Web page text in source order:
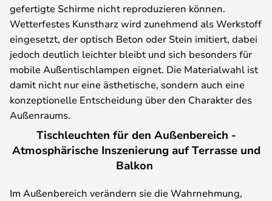
gefertigte Schirme nicht reproduzieren können.
Wetterfestes Kunstharz wird zunehmend als Werkstoff
eingesetzt, der optisch Beton oder Stein imitiert, dabei
jedoch deutlich leichter bleibt und sich besonders für
mobile Außentischlampen eignet. Die Materialwahl ist
damit nicht nur eine ästhetische, sondern auch eine
konzeptionelle Entscheidung über den Charakter des
Außenraums.
Tischleuchten für den Außenbereich -
Atmosphärische Inszenierung auf Terrasse und
Balkon
Im Außenbereich verändern sie die Wahrnehmung,